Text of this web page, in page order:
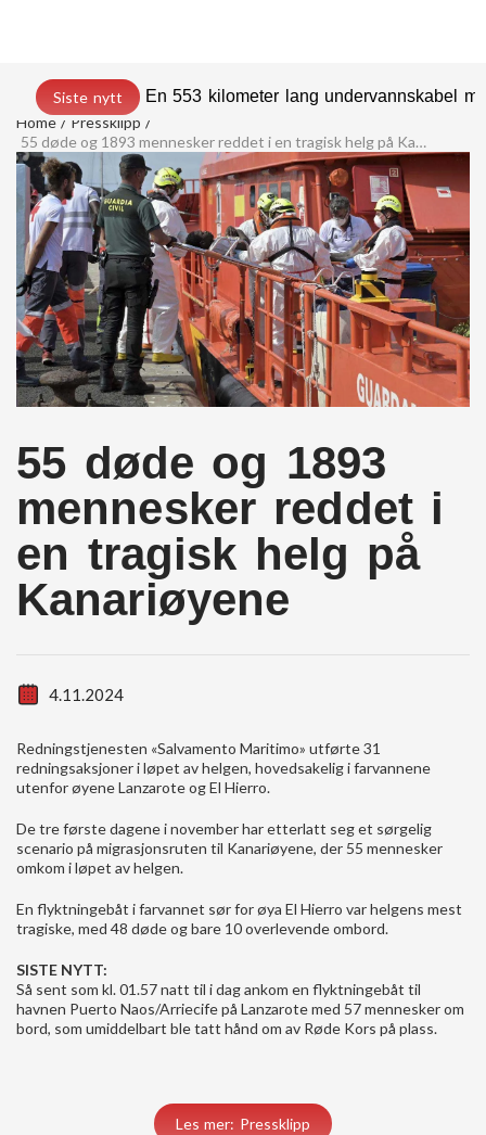
Siste nytt
En 553 kilometer lang undervannskabel
Home
Pressklipp
55 døde og 1893 mennesker reddet i en tragisk helg på Kanariøyene
55 døde og 1893
mennesker reddet i
en tragisk helg på
Kanariøyene
4.11.2024
Redningstjenesten «Salvamento Maritimo» utførte 31
redningsaksjoner i løpet av helgen, hovedsakelig i farvannene
utenfor øyene Lanzarote og El Hierro.
De tre første dagene i november har etterlatt seg et sørgelig
scenario på migrasjonsruten til Kanariøyene, der 55 mennesker
omkom i løpet av helgen.
En flyktningebåt i farvannet sør for øya El Hierro var helgens mest
tragiske, med 48 døde og bare 10 overlevende ombord.
SISTE NYTT:
Så sent som kl. 01.57 natt til i dag ankom en flyktningebåt til
havnen Puerto Naos/Arriecife på Lanzarote med 57 mennesker om
bord, som umiddelbart ble tatt hånd om av Røde Kors på plass.
Les mer: Pressklipp